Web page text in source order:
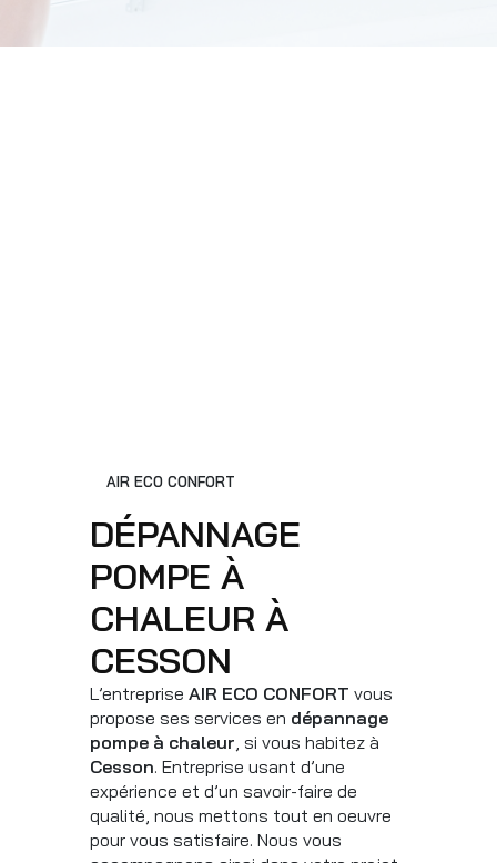
AIR ECO CONFORT
DÉPANNAGE
POMPE À
CHALEUR À
CESSON
L’entreprise AIR ECO CONFORT vous
propose ses services en dépannage
pompe à chaleur, si vous habitez à
Cesson. Entreprise usant d’une
expérience et d’un savoir-faire de
qualité, nous mettons tout en oeuvre
pour vous satisfaire. Nous vous